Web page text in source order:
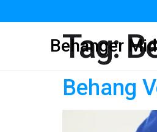
Behanger
Tag:
Behang